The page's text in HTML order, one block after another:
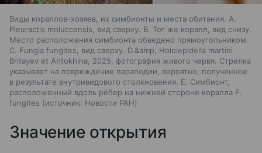
Виды кораллов-хозяев, их симбионты и места обитания. A.
Pleuractis moluccensis, вид сверху. B. Тот же коралл, вид снизу.
Место расположения симбионта обведено прямоугольником.
C. Fungia fungites, вид сверху. D.&amp; Hololepidella martini
Britayev et Antokhina, 2025, фотография живого червя. Стрелка
указывает на повреждение параподии, вероятно, полученное
в результате внутривидового столкновения. E. Симбионт,
расположенный вдоль рёбер на нижней стороне коралла F.
fungites
источник: Новости РАН
Значение открытия